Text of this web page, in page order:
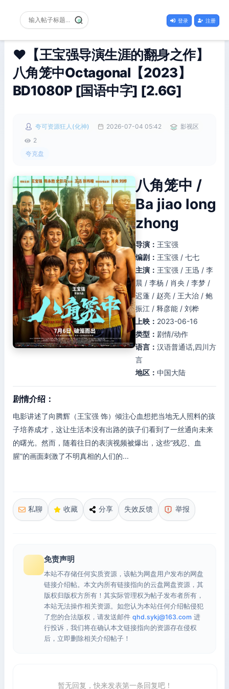
登录 注册
❤️【王宝强导演生涯的翻身之作】
八角笼中Octagonal【2023】
BD1080P [国语中字] [2.6G]
夸可资源狂人(化神) 2026-07-04 05:42
影视区
2
夸克盘
八角笼中 /
Ba jiao long
zhong
导演： 王宝强
编剧： 王宝强 / 七七
主演： 王宝强 / 王迅 / 李
晨 / 李杨 / 肖央 / 李梦 /
迟蓬 / 赵亮 / 王大治 / 鲍
振江 / 释彦能 / 刘桦
上映： 2023-06-16
类型： 剧情/动作
语言： 汉语普通话,四川方
言
地区： 中国大陆
剧情介绍：
电影讲述了向腾辉（王宝强 饰）倾注心血想把当地无人照料的孩
子培养成才，这让生活本没有出路的孩子们看到了一丝通向未来
的曙光。然而，随着往日的表演视频被爆出，这些“残忍、血
腥”的画面刺激了不明真相的人们的...
私聊 收藏 分享 失效反馈 举报
免责声明
本站不存储任何实质资源，该帖为网盘用户发布的网盘
链接介绍帖。本文内所有链接指向的云盘网盘资源，其
版权归版权方所有！其实际管理权为帖子发布者所有，
本站无法操作相关资源。如您认为本站任何介绍帖侵犯
了您的合法版权，请发送邮件 qhd.sykj@163.com 进
行投诉，我们将在确认本文链接指向的资源存在侵权
后，立即删除相关介绍帖子！
暂无回复，快来发表第一条回复吧！